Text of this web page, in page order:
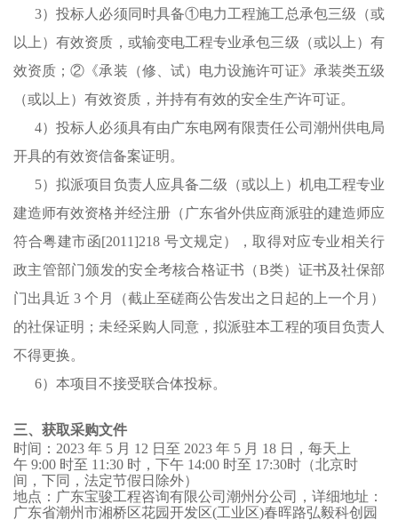
3）投标人 必须同时具备①电力工程施工总承包三级（或
以上）有效资质，或输变电工程专业承包三级（或以上）有
效资质；②《承装（修、试）电力设施许可证》承装类五级
（或以上）有效资质，并持有有效的安全生产许可证。
4）投标人 必须具有由广东电网有限责任公司潮州供电局
开具的有效资信备案证明。
5）拟派项目负责人应具备二级（或以上）机电工程专业
建造师有效资格并经注册（广东省外供应商派驻的建造师应
符合粤建市函[2011]218 号文规定），取得对应专业相关行
政主管部门颁发的安全考核合格证书（B类）证书及社保部
门出具近 3 个月（截止至磋商公告发出之日起的上一个月）
的社保证明；未经采购人同意，拟派驻本工程的项目负责人
不得更换。
6） 本项目不接受联合体投标。
三、获取采购文件
时间： 2023 年 5 月 12 日至 2023 年 5 月 18 日，每天上
午 9:00 时至 11:30 时，下午 14:00 时至 17:30时（北京时
间，下同，法定节假日除外）
地点： 广东宝骏工程咨询有限公司 潮州分公司，详细地址：
广东省潮州市湘桥区花园开发区(工业区)春晖路弘毅科创园